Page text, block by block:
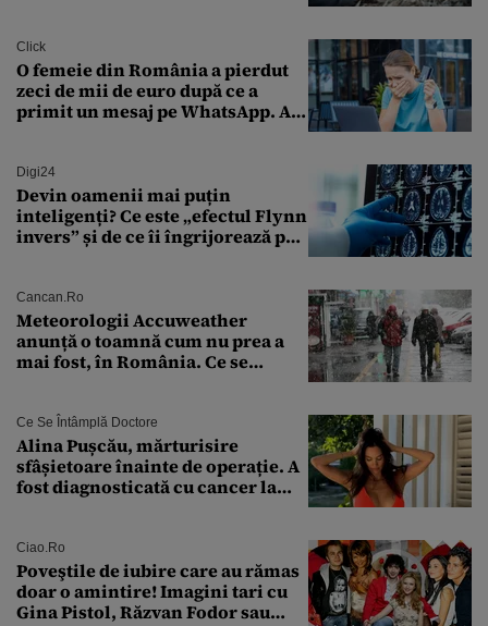
Click
O femeie din România a pierdut
zeci de mii de euro după ce a
primit un mesaj pe WhatsApp. A
Digi24
Devin oamenii mai puțin
inteligenți? Ce este „efectul Flynn
invers” și de ce îi îngrijorează pe
Cancan.ro
Meteorologii Accuweather
anunță o toamnă cum nu prea a
mai fost, în România. Ce se
București. Pe ce dată ninge
Ce Se Întâmplă Doctore
Alina Pușcău, mărturisire
sfâșietoare înainte de operație. A
fost diagnosticată cu cancer la
îmi salvez viața”
Ciao.ro
Poveştile de iubire care au rămas
doar o amintire! Imagini tari cu
Gina Pistol, Răzvan Fodor sau